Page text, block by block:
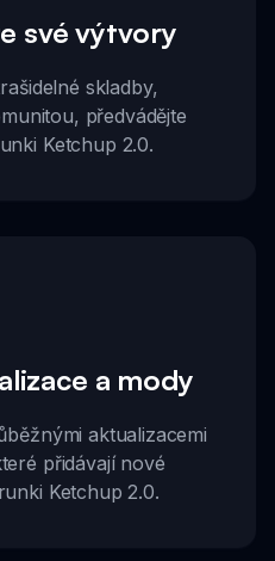
své výtvory
skladby,
předvádějte
Ketchup 2.0.
a mody
aktualizacemi
přidávají nové
Ketchup 2.0.